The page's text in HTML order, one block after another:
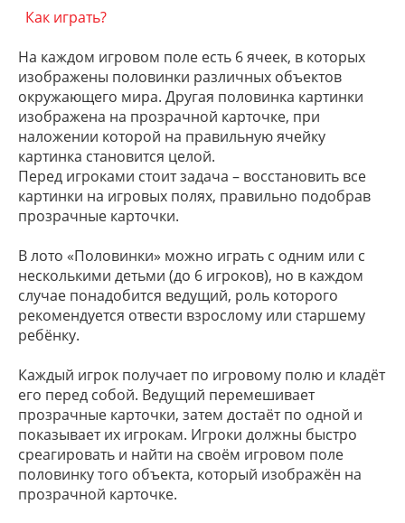
Как играть?
На каждом игровом поле есть 6 ячеек, в которых
изображены половинки различных объектов
окружающего мира. Другая половинка картинки
изображена на прозрачной карточке, при
наложении которой на правильную ячейку
картинка становится целой.
Перед игроками стоит задача – восстановить все
картинки на игровых полях, правильно подобрав
прозрачные карточки.
В лото «Половинки» можно играть с одним или с
несколькими детьми (до 6 игроков), но в каждом
случае понадобится ведущий, роль которого
рекомендуется отвести взрослому или старшему
ребёнку.
Каждый игрок получает по игровому полю и кладёт
его перед собой. Ведущий перемешивает
прозрачные карточки, затем достаёт по одной и
показывает их игрокам. Игроки должны быстро
среагировать и найти на своём игровом поле
половинку того объекта, который изображён на
прозрачной карточке.